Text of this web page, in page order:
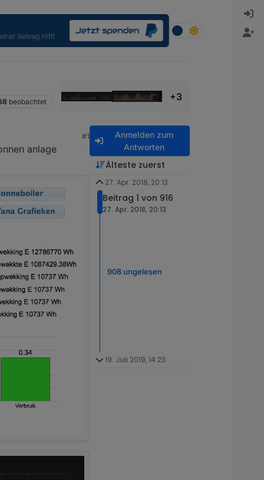
beobachtet +3
#1
anlage
Anmelden zum
Antworten
Älteste zuerst
27. Apr. 2018, 20:13
Beitrag 1 von 916
27. Apr. 2018, 20:13
908 ungelesen
19. Juli 2019, 14:23